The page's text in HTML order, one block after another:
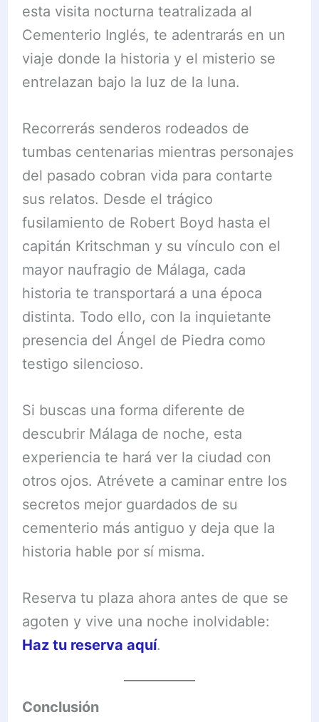
esta visita nocturna teatralizada al
Cementerio Inglés, te adentrarás en un
viaje donde la historia y el misterio se
entrelazan bajo la luz de la luna.
Recorrerás senderos rodeados de
tumbas centenarias mientras personajes
del pasado cobran vida para contarte
sus relatos. Desde el trágico
fusilamiento de Robert Boyd hasta el
capitán Kritschman y su vínculo con el
mayor naufragio de Málaga, cada
historia te transportará a una época
distinta. Todo ello, con la inquietante
presencia del Ángel de Piedra como
testigo silencioso.
Si buscas una forma diferente de
descubrir Málaga de noche, esta
experiencia te hará ver la ciudad con
otros ojos. Atrévete a caminar entre los
secretos mejor guardados de su
cementerio más antiguo y deja que la
historia hable por sí misma.
Reserva tu plaza ahora antes de que se
agoten y vive una noche inolvidable:
Haz tu reserva aquí.
Conclusión